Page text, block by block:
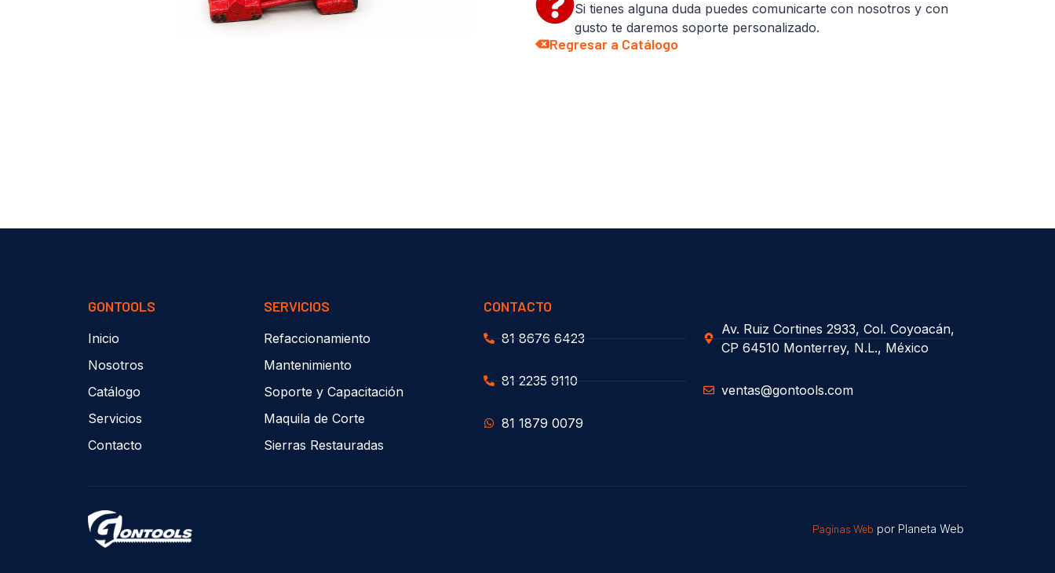
Si tienes alguna duda puedes comunicarte con nosotros y con
gusto te daremos soporte personalizado.
Regresar a Catálogo
GONTOOLS
Inicio
Nosotros
Catálogo
Servicios
Contacto
SERVICIOS
Refaccionamiento
Mantenimiento
Soporte y Capacitación
Maquila de Corte
Sierras Restauradas
CONTACTO
81 8676 6423
81 2235 9110
81 1879 0079
Av. Ruiz Cortines 2933, Col. Coyoacán,
CP 64510 Monterrey, N.L., México
ventas@gontools.com
Paginas Web por Planeta Web